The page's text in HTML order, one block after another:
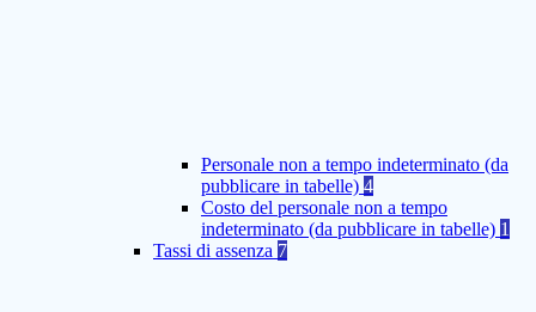
Personale non a tempo indeterminato (da
pubblicare in tabelle) 4
Costo del personale non a tempo
indeterminato (da pubblicare in tabelle) 1
Tassi di assenza 7